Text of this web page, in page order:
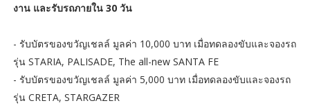
งาน และรับรถภายใน 30 วัน
- รับบัตรของขวัญเชลล์ มูลค่า 10,000 บาท เมื่อทดลองขับและจองรถ
รุ่น STARIA, PALISADE, The all-new SANTA FE
- รับบัตรของขวัญเชลล์ มูลค่า 5,000 บาท เมื่อทดลองขับและจองรถ
รุ่น CRETA, STARGAZER